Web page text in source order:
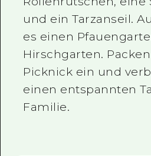
und ein Tarzanseil.
es einen
Hirschgarten.
Picknick ein und
einen entspannten
Familie.